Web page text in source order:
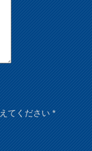
てください*